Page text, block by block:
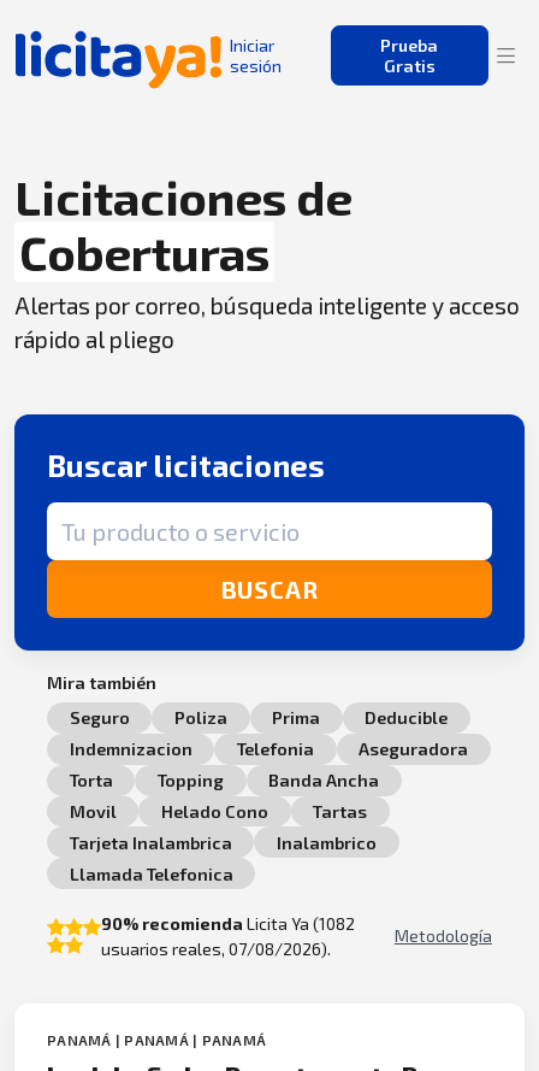
Iniciar
sesión
Prueba
Gratis
Licitaciones de
Coberturas
Alertas por correo, búsqueda inteligente y acceso
rápido al pliego
Buscar licitaciones
Término de búsqueda
BUSCAR
Mira también
Seguro
Poliza Prima
Deducible
Indemnizacion
Telefonia
Aseguradora
Torta
Topping
Banda Ancha
Movil
Helado Cono
Tartas
Tarjeta Inalambrica
Inalambrico
Llamada Telefonica
90% recomienda Licita Ya (1082
usuarios reales, 07/08/2026).
Metodología
PANAMÁ | PANAMÁ | PANAMÁ